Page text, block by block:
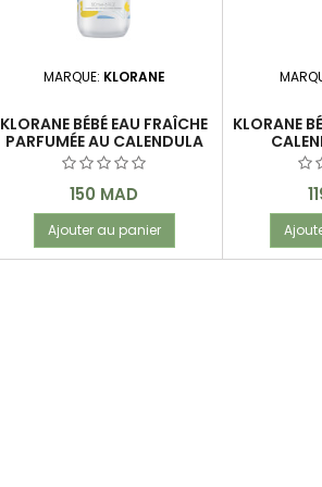
MARQUE: KLORANE
KLORANE BÉBÉ EAU FRAÎCHE
PARFUMÉE AU CALENDULA
500 ML
Prix
150 MAD
Ajouter au panier
KLORANE